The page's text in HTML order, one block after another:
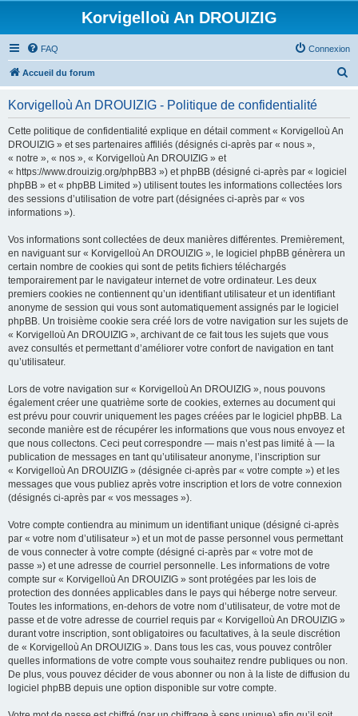
Korvigelloù An DROUIZIG
FAQ Connexion
Accueil du forum
Korvigelloù An DROUIZIG - Politique de confidentialité
Cette politique de confidentialité explique en détail comment « Korvigelloù An
DROUIZIG » et ses partenaires affiliés (désignés ci-après par « nous »,
« notre », « nos », « Korvigelloù An DROUIZIG » et
« https://www.drouizig.org/phpBB3 ») et phpBB (désigné ci-après par « logiciel
phpBB » et « phpBB Limited ») utilisent toutes les informations collectées lors
des sessions d’utilisation de votre part (désignées ci-après par « vos
informations »).
Vos informations sont collectées de deux manières différentes. Premièrement,
en naviguant sur « Korvigelloù An DROUIZIG », le logiciel phpBB génèrera un
certain nombre de cookies qui sont de petits fichiers téléchargés
temporairement par le navigateur internet de votre ordinateur. Les deux
premiers cookies ne contiennent qu’un identifiant utilisateur et un identifiant
anonyme de session qui vous sont automatiquement assignés par le logiciel
phpBB. Un troisième cookie sera créé lors de votre navigation sur les sujets de
« Korvigelloù An DROUIZIG », archivant de ce fait tous les sujets que vous
avez consultés et permettant d’améliorer votre confort de navigation en tant
qu’utilisateur.
Lors de votre navigation sur « Korvigelloù An DROUIZIG », nous pouvons
également créer une quatrième sorte de cookies, externes au document qui
est prévu pour couvrir uniquement les pages créées par le logiciel phpBB. La
seconde manière est de récupérer les informations que vous nous envoyez et
que nous collectons. Ceci peut correspondre — mais n’est pas limité à — la
publication de messages en tant qu’utilisateur anonyme, l’inscription sur
« Korvigelloù An DROUIZIG » (désignée ci-après par « votre compte ») et les
messages que vous publiez après votre inscription et lors de votre connexion
(désignés ci-après par « vos messages »).
Votre compte contiendra au minimum un identifiant unique (désigné ci-après
par « votre nom d’utilisateur ») et un mot de passe personnel vous permettant
de vous connecter à votre compte (désigné ci-après par « votre mot de
passe ») et une adresse de courriel personnelle. Les informations de votre
compte sur « Korvigelloù An DROUIZIG » sont protégées par les lois de
protection des données applicables dans le pays qui héberge notre serveur.
Toutes les informations, en-dehors de votre nom d’utilisateur, de votre mot de
passe et de votre adresse de courriel requis par « Korvigelloù An DROUIZIG »
durant votre inscription, sont obligatoires ou facultatives, à la seule discrétion
de « Korvigelloù An DROUIZIG ». Dans tous les cas, vous pouvez contrôler
quelles informations de votre compte vous souhaitez rendre publiques ou non.
De plus, vous pouvez décider de vous abonner ou non à la liste de diffusion du
logiciel phpBB depuis une option disponible sur votre compte.